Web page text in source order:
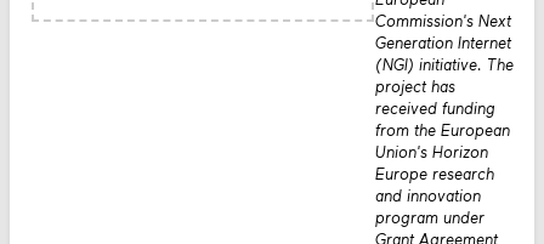
Commission's Next
Generation Internet
(NGI) initiative. The
project has
received funding
from the European
Union's Horizon
Europe research
and innovation
program under